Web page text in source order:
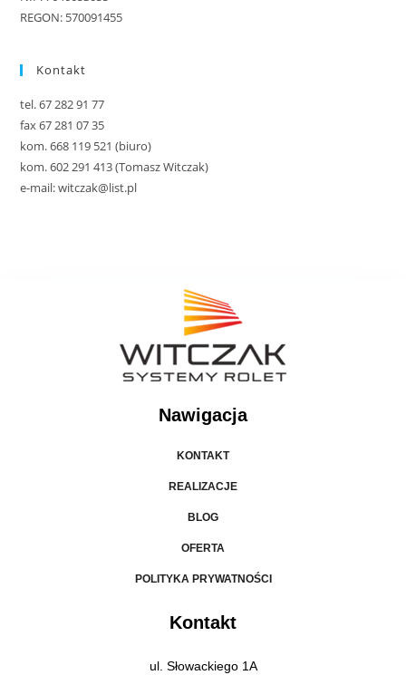
REGON: 570091455
Kontakt
tel. 67 282 91 77
fax 67 281 07 35
kom. 668 119 521 (biuro)
kom. 602 291 413 (Tomasz Witczak)
e-mail: witczak@list.pl
Nawigacja
KONTAKT
REALIZACJE
BLOG
OFERTA
POLITYKA PRYWATNOŚCI
Kontakt
ul. Słowackiego 1A